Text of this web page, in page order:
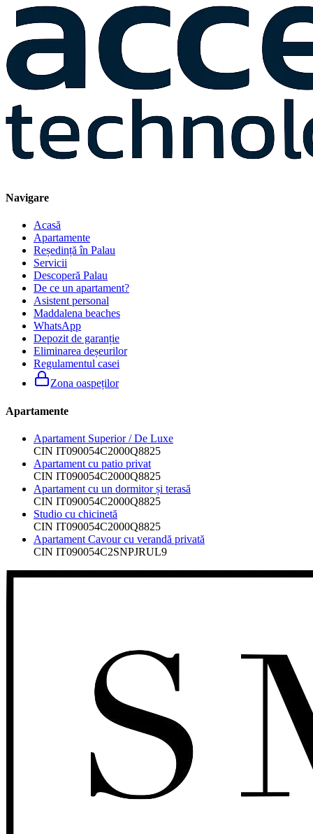
Navigare
Acasă
Apartamente
Reședință în Palau
Servicii
Descoperă Palau
De ce un apartament?
Asistent personal
Maddalena beaches
WhatsApp
Depozit de garanție
Eliminarea deșeurilor
Regulamentul casei
Zona oaspeților
Apartamente
Apartament Superior / De Luxe
CIN IT090054C2000Q8825
Apartament cu patio privat
CIN IT090054C2000Q8825
Apartament cu un dormitor și terasă
CIN IT090054C2000Q8825
Studio cu chicinetă
CIN IT090054C2000Q8825
Apartament Cavour cu verandă privată
CIN IT090054C2SNPJRUL9